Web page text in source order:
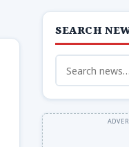
SEARCH
Search
for: